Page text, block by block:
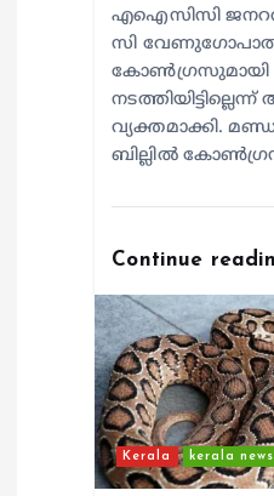
എഐസിസി ജനറൽ
സി
കോൺഗ്രസുമായി
വ്യക്തമാക്കി.
ബില്ലിൽ
Continue
Kerala kerala news